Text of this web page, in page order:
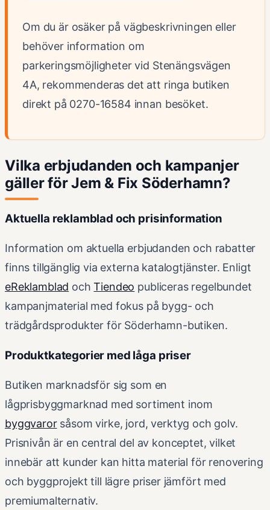
Om du är osäker på vägbeskrivningen eller
behöver information om
parkeringsmöjligheter vid Stenängsvägen
4A, rekommenderas det att ringa butiken
direkt på 0270-16584 innan besöket.
Vilka erbjudanden och kampanjer
gäller för Jem & Fix Söderhamn?
Aktuella reklamblad och prisinformation
Information om aktuella erbjudanden och rabatter
finns tillgänglig via externa katalogtjänster. Enligt
eReklamblad ochTiendeo publiceras regelbundet
kampanjmaterial med fokus på bygg- och
trädgårdsprodukter för Söderhamn-butiken.
Produktkategorier med låga priser
Butiken marknadsför sig som en
lågprisbyggmarknad med sortiment inom
byggvarorsåsom virke, jord, verktyg och golv.
Prisnivån är en central del av konceptet, vilket
innebär att kunder kan hitta material för renovering
och byggprojekt till lägre priser jämfört med
premiumalternativ.